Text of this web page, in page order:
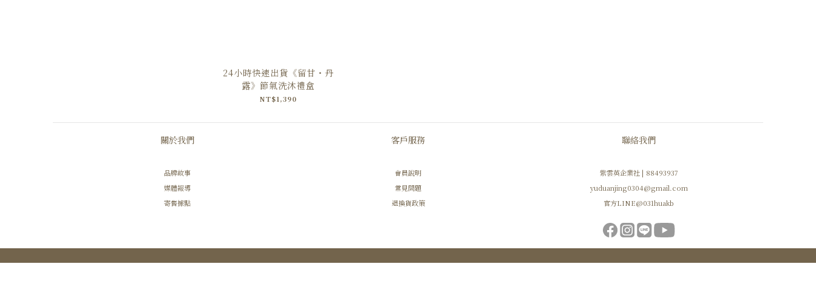
24小時快速出貨《留甘・丹
露》節氣洗沐禮盒
NT$1,390
關於我們
品牌故事
媒體報導
寄售據點
客戶服務
會員說明
常見問題
退換貨政策
聯絡我們
紫雲英企業社 | 88493937
yuduanjing0304@gmail.com
官方LINE@031huakb